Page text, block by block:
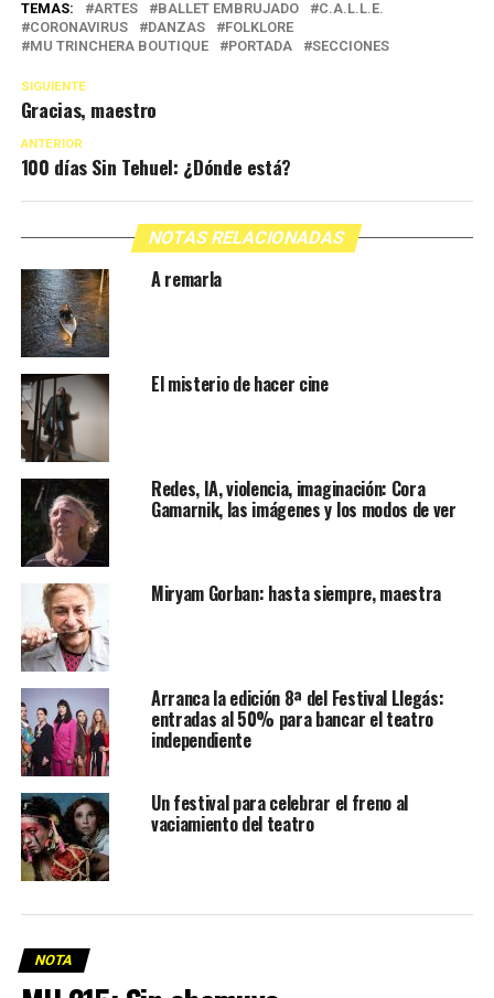
TEMAS: ARTES BALLET EMBRUJADO
C.A.L.L.E.
CORONAVIRUS
DANZAS
FOLKLORE
MU TRINCHERA BOUTIQUE
PORTADA SECCIONES
SIGUIENTE
Gracias, maestro
ANTERIOR
100 días Sin Tehuel: ¿Dónde está?
NOTAS RELACIONADAS
A remarla
El misterio de hacer cine
Redes, IA, violencia, imaginación: Cora
Gamarnik, las imágenes y los modos de ver
Miryam Gorban: hasta siempre, maestra
Arranca la edición 8ª del Festival Llegás:
entradas al 50% para bancar el teatro
independiente
Un festival para celebrar el freno al
vaciamiento del teatro
NOTA